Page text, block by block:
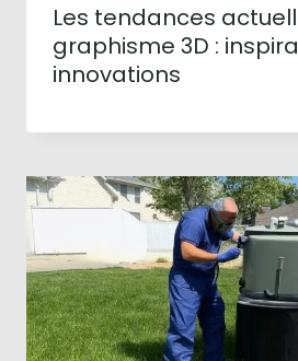
Les tendances
graphisme 3D :
innovations